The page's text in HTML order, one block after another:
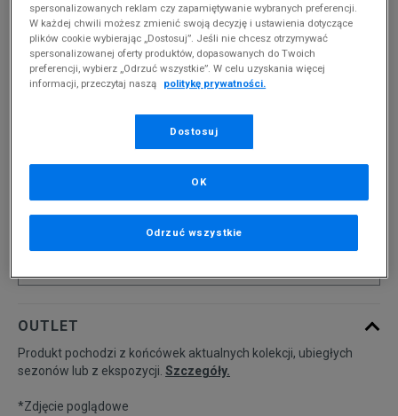
CONFRONT SZORTY ESSENTIAL GREEN
Produkt pochodzi z końcówek aktualnych kolekcji, ubiegłych
sezonów lub z ekspozycji.Szczegóły.
cena rekomendowana przez producenta
PRODUKT NIEDOSTĘPNY
S
Powiadom o
OUTLET
Produkt pochodzi z końcówek aktualnych kolekcji, ubiegłych
sezonów lub z ekspozycji. Szczegóły.
*Zdjęcie poglądowe
spersonalizowanych reklam czy zapamiętywanie wybranych preferencji.
W każdej chwili możesz zmienić swoją decyzję i ustawienia dotyczące
plików cookie wybierając „Dostosuj”. Jeśli nie chcesz otrzymywać
spersonalizowanej oferty produktów, dopasowanych do Twoich
preferencji, wybierz „Odrzuć wszystkie”. W celu uzyskania więcej
informacji, przeczytaj naszą
politykę prywatności.
Dostosuj
Odrzuć wszystkie
OK